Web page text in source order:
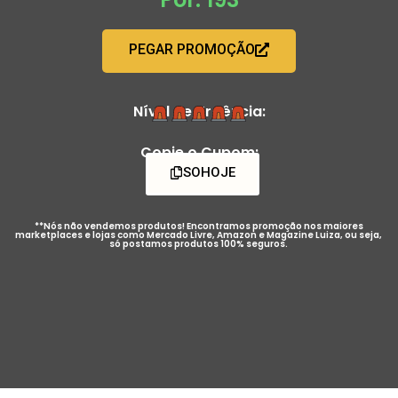
PEGAR PROMOÇÃO
Nível de Urgência:
Copie o Cupom:
SOHOJE
**Nós não vendemos produtos! Encontramos promoção nos maiores
marketplaces e lojas como Mercado Livre, Amazon e Magazine Luiza, ou seja,
só postamos produtos 100% seguros.